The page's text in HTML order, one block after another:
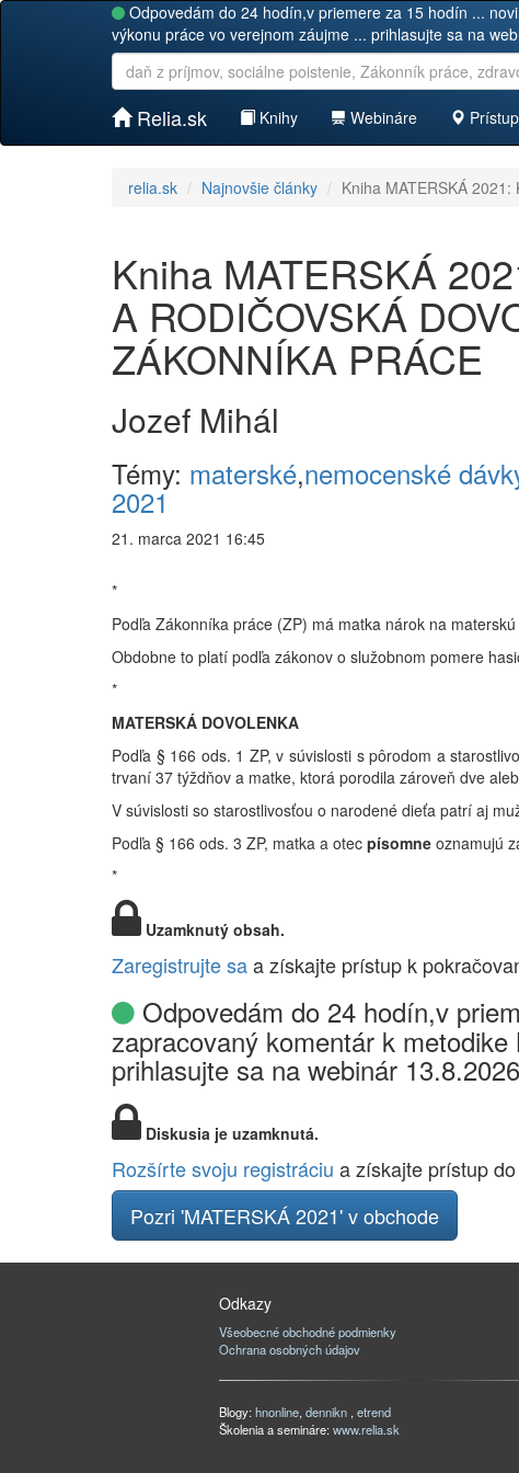
Odpovedám do 24 hodín,v priemere za 15 hodín ...
výkonu práce vo verejnom záujme ... prihlasujte sa na
Relia.sk Knihy Webináre
relia.sk Najnovšie články Kniha MATERSKÁ 2021:
Kniha MATERSKÁ
A RODIČOVSKÁ
ZÁKONNÍKA PRÁCE
Jozef Mihál
Témy: materské,nemocenské
2021
21. marca 2021 16:45
*
Podľa Zákonníka práce (ZP) má matka nárok na
Obdobne to platí podľa zákonov o služobnom pomere
*
MATERSKÁ DOVOLENKA
Podľa § 166 ods. 1 ZP, v súvislosti s pôrodom a
trvaní 37 týždňov a matke, ktorá porodila zároveň dve
V súvislosti so starostlivosťou o narodené dieťa patrí aj
Podľa § 166 ods. 3 ZP, matka a otec písomne oznamujú
*
Uzamknutý obsah.
Zaregistrujte saa získajte prístup k
Odpovedám do 24 hodín,v
zapracovaný komentár k
prihlasujte sa na webinár
Diskusia je uzamknutá.
Rozšírte svoju registráciu a získajte prístup
Pozri 'MATERSKÁ 2021' v obchode
Odkazy
Všeobecné obchodné podmienky
Ochrana osobných údajov
Blogy: hnonline, dennikn , etrend
Školenia a semináre: www.relia.sk